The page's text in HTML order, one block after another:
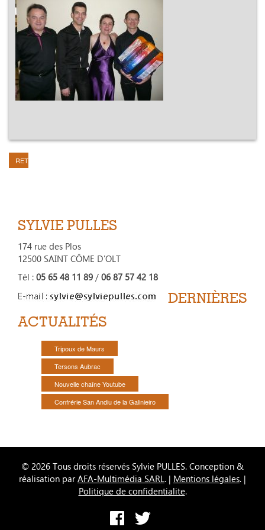
RETOUR
SYLVIE PULLES
174 rue des Plos
12500 SAINT CÔME D'OLT
Tél : 05 65 48 11 89 / 06 87 57 42 18
DERNIÈRES
ACTUALITÉS
Tripoux de Maurs
Tersons Aubrac
Nouvelle chaîne Youtube
Confrérie San Andiu de la Galinieiro
© 2026 Tous droits réservés Sylvie PULLES. Conception &
réalisation parAFA-Multimédia SARL. | Mentions légales. |
Politique de confidentialite.